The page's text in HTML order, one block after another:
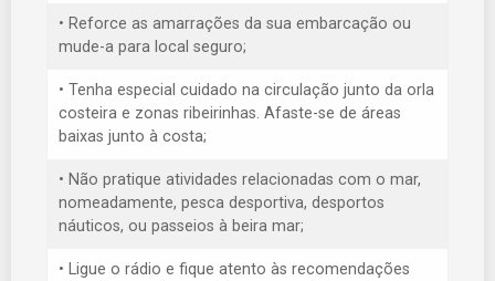
• Reforce as amarrações da sua embarcação ou
mude-a para local seguro;
• Tenha especial cuidado na circulação junto da orla
costeira e zonas ribeirinhas. Afaste-se de áreas
baixas junto à costa;
• Não pratique atividades relacionadas com o mar,
nomeadamente, pesca desportiva, desportos
náuticos, ou passeios à beira mar;
• Ligue o rádio e fique atento às recomendações